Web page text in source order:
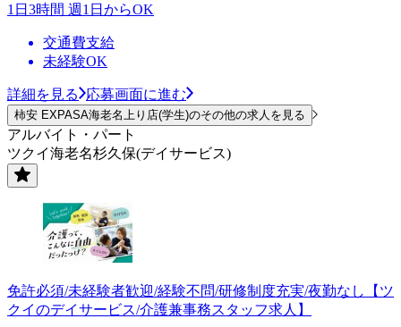
1日3時間 週1日からOK
交通費支給
未経験OK
詳細を見る 応募画面に進む
柿安 EXPASA海老名上り店(学生)のその他の求人を見る
アルバイト・パート
ツクイ海老名杉久保(デイサービス)
免許必須/未経験者歓迎/経験不問/研修制度充実/夜勤なし【ツ
クイのデイサービス/介護兼事務スタッフ求人】